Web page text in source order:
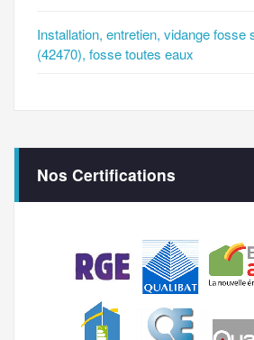
Installation, entretien, vidange fosse
(42470), fosse toutes eaux
Nos Certifications